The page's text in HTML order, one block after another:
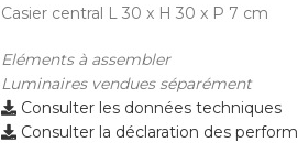
Casier central L 30 x H 30 x P 7 cm
Eléments à assembler
Luminaires vendues séparément
Consulter les données techniques
Consulter la déclaration des